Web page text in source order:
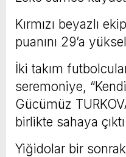
Kırmızı beyazlı
puanını 29’a
İki takım
seremoniye,
Gücümüz
birlikte sahaya
Yiğidolar bir